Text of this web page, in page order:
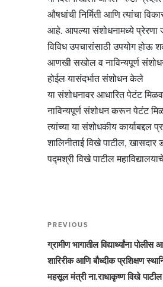
औषधांची निर्मिती आणि त्यांचा
आहे. आपल्या संशोधनामध्ये प्रेरणा
विविध उपचारांसाठी उपयोग
आणखी सखोल व नाविन्यपूर्ण
होईल यासंदर्भात संशोधन केले
या संशोधनावर आधारित पेटंट
नाविन्यपूर्ण संशोधन करून पेटंट
त्यांच्या या संशोधकीय कार्याबद्दल
शालिनीताई विखे पाटील,
पद्मश्री विखे पाटील
Post
navigation
Previous
Post
PREVIOUS
ग्रामीण भागातील विद्यार्थ्‍यांना
शारिरीक आणि बौध्‍दीक प्रशिक्षण
महसूल मंत्री ना.राधाकृष्‍ण विखे पाटील